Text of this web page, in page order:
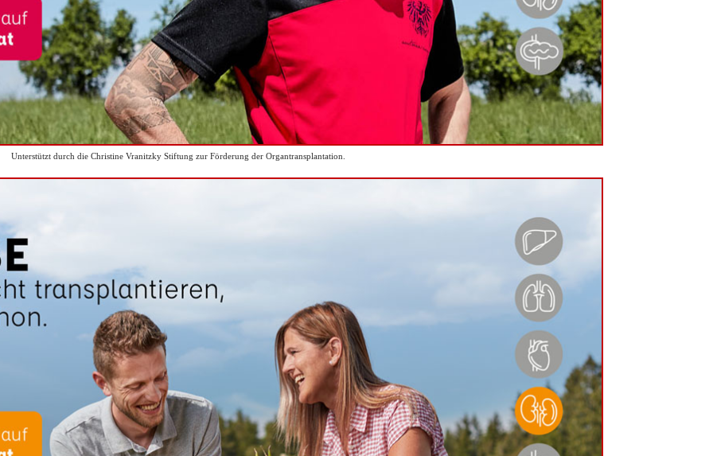
Unterstützt durch die Christine Vranitzky Stiftung zur Förderung der Organtransplantation.